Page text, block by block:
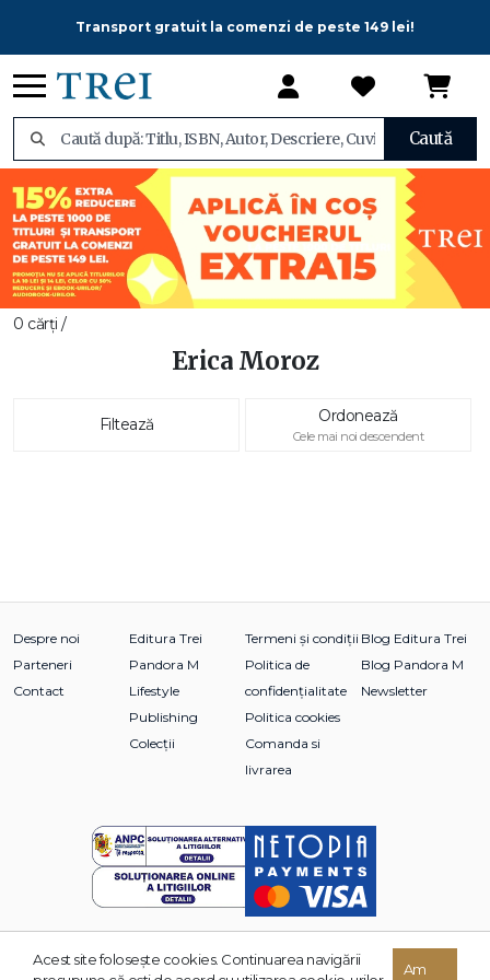
Transport gratuit la comenzi de peste 149 lei!
Caută
0 cărți /
Erica Moroz
Filtează Ordonează
Cele mai noi descendent
Despre noi
Parteneri
Contact
Editura Trei
Pandora M
Lifestyle
Publishing
Colecții
Termeni și condiții
Politica de
confidențialitate
Politica cookies
Comanda si
livrarea
Blog Editura Trei
Blog Pandora M
Newsletter
© 2026 Grupul Editorial TREI. Toate drepturile rezervate.
Acest site foloseşte cookies. Continuarea navigării
Am